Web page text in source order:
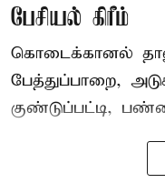
பேசியல் கிரீம்
கொடைக்கானல்
பேத்துப்பாறை,
குண்டுப்பட்டி,